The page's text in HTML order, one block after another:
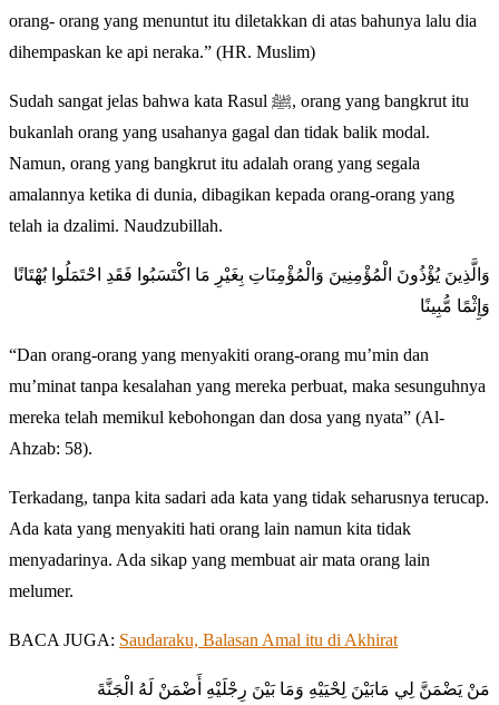
orang- orang yang menuntut itu diletakkan di atas bahunya lalu dia
dihempaskan ke api neraka.” (HR. Muslim)
Sudah sangat jelas bahwa kata Rasul ﷺ, orang yang bangkrut itu
bukanlah orang yang usahanya gagal dan tidak balik modal.
Namun, orang yang bangkrut itu adalah orang yang segala
amalannya ketika di dunia, dibagikan kepada orang-orang yang
telah ia dzalimi. Naudzubillah.
ﻭَﺍﻟَّﺬِﻳﻦَ ﻳُﺆْﺫُﻭﻥَ ﺍﻟْﻤُﺆْﻣِﻨِﻴﻦَ ﻭَﺍﻟْﻤُﺆْﻣِﻨَﺎﺕِ ﺑِﻐَﻴْﺮِ ﻣَﺎ ﺍﻛْﺘَﺴَﺒُﻮﺍ ﻓَﻘَﺪِ ﺍﺣْﺘَﻤَﻠُﻮﺍ ﺑُﻬْﺘَﺎﻧًﺎ
ﻭَﺇِﺛْﻤًﺎ ﻣُّﺒِﻴﻨًﺎ
“Dan orang-orang yang menyakiti orang-orang mu’min dan
mu’minat tanpa kesalahan yang mereka perbuat, maka sesunguhnya
mereka telah memikul kebohongan dan dosa yang nyata” (Al-
Ahzab: 58).
Terkadang, tanpa kita sadari ada kata yang tidak seharusnya terucap.
Ada kata yang menyakiti hati orang lain namun kita tidak
menyadarinya. Ada sikap yang membuat air mata orang lain
melumer.
BACA JUGA: Saudaraku, Balasan Amal itu di Akhirat
ﻣَﻦْ ﻳَﻀْﻤَﻦَّ ﻟِﻲ ﻣَﺎﺑَﻴْﻦَ ﻟِﺤْﻴَﻴْﻪِ ﻭَﻣَﺎ ﺑَﻴْﻦَ ﺭِﺟْﻠَﻴْﻪِ ﺃَﺿْﻤَﻦْ ﻟَﻪُ ﺍﻟْﺠَﻨَّﺔَ